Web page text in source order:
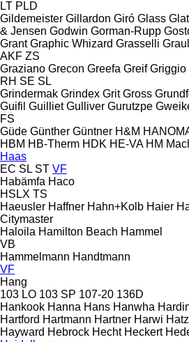
LT PLD
Gildemeister Gillardon Giró Glass
& Jensen Godwin Gorman-Rupp
Grant Graphic Whizard Grasselli
AKF ZS
Graziano Grecon Greefa Greif Griggio
RH SE SL
Grindermak Grindex Grit Gross
Guifil Guilliet Gulliver Gurutzpe
FS
Güde Günther Güntner H&M
HBM HB‑Therm HDK HE-VA HM
Haas
EC SL ST VF
Habämfa Haco
HSLX TS
Haeusler Haffner Hahn+Kolb Haier
Citymaster
Haloila Hamilton Beach Hammel
VB
Hammelmann Handtmann
VF
Hang
103 LO 103 SP 107-20 136D
Hankook Hanna Hans Hanwha
Hartford Hartmann Hartner Harwi Hatz
Hayward Hebrock Hecht Heckert